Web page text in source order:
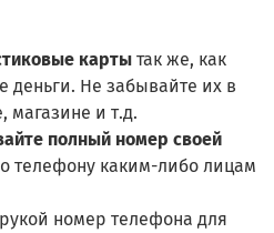
карты так же, как
деньги. Не забывайте их в
магазине и т.д.
полный номер своей
телефону каким-либо лицам
номер телефона для